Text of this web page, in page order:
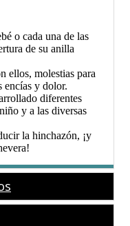
o cada una de las
de su anilla
ellos, molestias para
encías y dolor.
diferentes
y a las diversas
la hinchazón, ¡y